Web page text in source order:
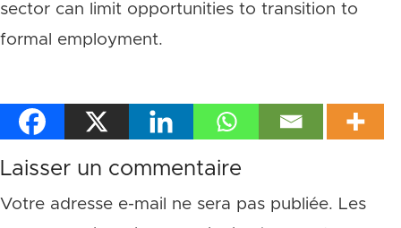
sector can limit opportunities to transition to
formal employment.
Laisser un commentaire
Votre adresse e-mail ne sera pas publiée. Les